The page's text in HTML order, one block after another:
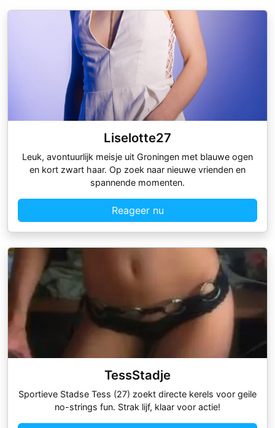
Liselotte27
Leuk, avontuurlijk meisje uit Groningen met blauwe ogen
en kort zwart haar. Op zoek naar nieuwe vrienden en
spannende momenten.
Reageer nu
TessStadje
Sportieve Stadse Tess (27) zoekt directe kerels voor geile
no-strings fun. Strak lijf, klaar voor actie!